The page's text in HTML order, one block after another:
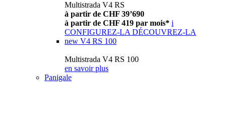
Multistrada V4 RS
à partir de CHF 39’690
à partir de CHF 419 par mois* i
CONFIGUREZ-LA DÉCOUVREZ-LA
new V4 RS 100
Multistrada V4 RS 100
en savoir plus
Panigale